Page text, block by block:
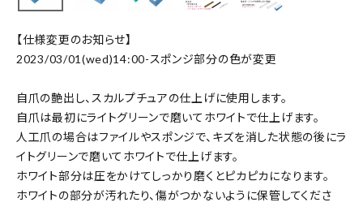
【仕様変更のお知らせ】
2023/03/01(wed)14:00-スポンジ部分の色が変更
自爪の艶出し、スカルプチュアの仕上げに使用します。
自爪は最初にライトグリーンで磨いてホワイトで仕上げます。
人工爪の場合はファイルやスポンジで、キズを消した状態の後にラ
イトグリーンで磨いてホワイトで仕上げます。
ホワイト部分は圧をかけてしっかり磨くとピカピカになります。
ホワイトの部分が汚れたり、傷がつかないように保管してくださ